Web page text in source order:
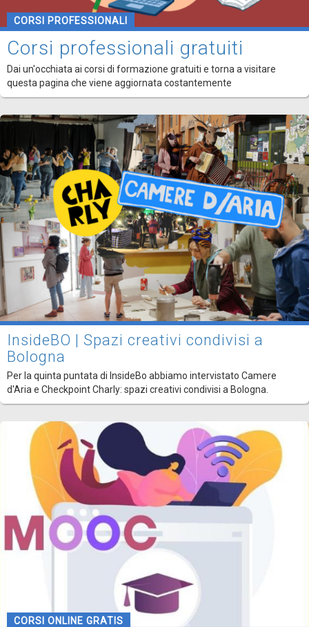
CORSI PROFESSIONALI
Corsi professionali gratuiti
Dai un'occhiata ai corsi di formazione gratuiti e torna a visitare
questa pagina che viene aggiornata costantemente
InsideBO | Spazi creativi condivisi a
Bologna
Per la quinta puntata di InsideBo abbiamo intervistato Camere
d'Aria e Checkpoint Charly: spazi creativi condivisi a Bologna.
CORSI ONLINE GRATIS